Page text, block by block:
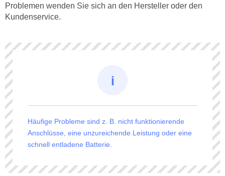
Problemen wenden Sie sich an den Hersteller oder den
Kundenservice.
Häufige Probleme sind z. B. nicht funktionierende
Anschlüsse, eine unzureichende Leistung oder eine
schnell entladene Batterie.